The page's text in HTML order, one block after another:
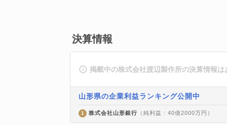
決算情報
掲載中の株式会社渡辺製作所の決算情報は
山形県の企業利益ランキング公開中
1 株式会社山形銀行 （純利益 : 40億2000万円）